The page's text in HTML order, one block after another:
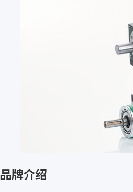
品牌介绍